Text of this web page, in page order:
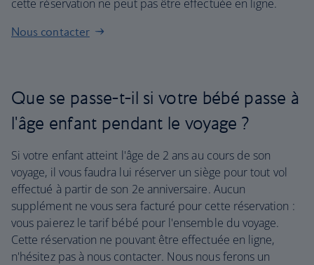
cette réservation ne peut pas être effectuée en ligne.
Nous contacter
Que se passe-t-il si votre bébé passe à
l'âge enfant pendant le voyage ?
Si votre enfant atteint l'âge de 2 ans au cours de son
voyage, il vous faudra lui réserver un siège pour tout vol
effectué à partir de son 2e anniversaire. Aucun
supplément ne vous sera facturé pour cette réservation :
vous paierez le tarif bébé pour l'ensemble du voyage.
Cette réservation ne pouvant être effectuée en ligne,
n'hésitez pas à nous contacter. Nous nous ferons un